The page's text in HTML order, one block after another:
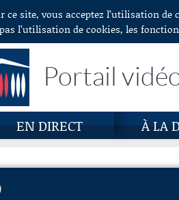
site, vous acceptez l’utilisation
pas l’utilisation de cookies, les
Portail
EN DIRECT À LA